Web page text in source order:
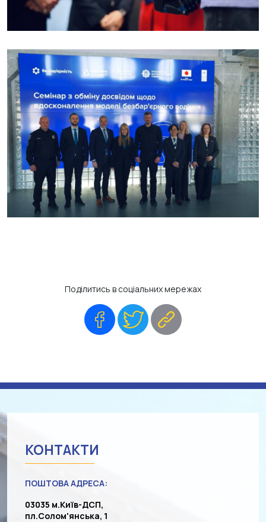
Поділитись в соціальних мережах
FacebookTwitter
КОНТАКТИ
ПОШТОВА АДРЕСА:
03035 м.Київ-ДСП,
пл.Солом'янська, 1